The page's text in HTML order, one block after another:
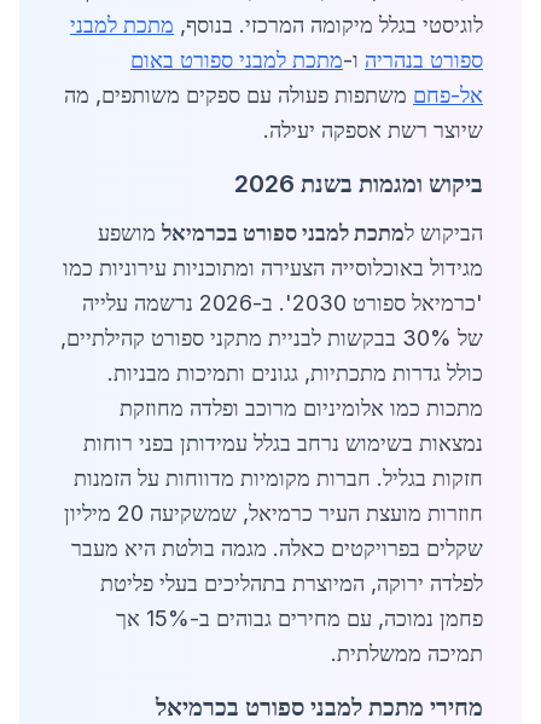
לוגיסטי בגלל מיקומה המרכזי. בנוסף, מתכת למבני
ספורט בנהריה ו-מתכת למבני ספורט באום
אל-פחם משתפות פעולה עם ספקים משותפים, מה
שיוצר רשת אספקה יעילה.
ביקוש ומגמות בשנת 2026
הביקוש למתכת למבני ספורט בכרמיאלמושפע
מגידול באוכלוסייה הצעירה ומתוכניות עירוניות כמו
'כרמיאל ספורט 2030'. ב-2026 נרשמה עלייה
של 30% בבקשות לבניית מתקני ספורט קהילתיים,
כולל גדרות מתכתיות, גגונים ותמיכות מבניות.
מתכות כמו אלומיניום מרוכב ופלדה מחוזקת
נמצאות בשימוש נרחב בגלל עמידותן בפני רוחות
חזקות בגליל. חברות מקומיות מדווחות על הזמנות
חוזרות מועצת העיר כרמיאל, שמשקיעה 20 מיליון
שקלים בפרויקטים כאלה. מגמה בולטת היא מעבר
לפלדה ירוקה, המיוצרת בתהליכים בעלי פליטת
פחמן נמוכה, עם מחירים גבוהים ב-15% אך
תמיכה ממשלתית.
מחירי מתכת למבני ספורט בכרמיאל